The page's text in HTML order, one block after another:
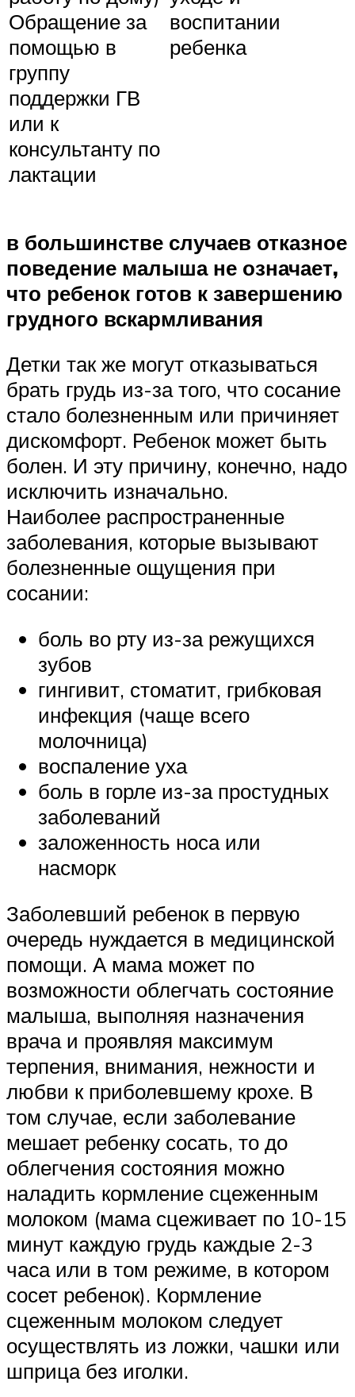
Обращение за
помощью в
группу
поддержки ГВ
или к
консультанту по
лактации
воспитании
ребенка
в большинстве случаев отказное
поведение малыша не означает,
что ребенок готов к завершению
грудного вскармливания
Детки так же могут отказываться
брать грудь из-за того, что сосание
стало болезненным или причиняет
дискомфорт. Ребенок может быть
болен. И эту причину, конечно, надо
исключить изначально.
Наиболее распространенные
заболевания, которые вызывают
болезненные ощущения при
сосании:
боль во рту из-за режущихся
зубов
гингивит, стоматит, грибковая
инфекция (чаще всего
молочница)
воспаление уха
боль в горле из-за простудных
заболеваний
заложенность носа или
насморк
Заболевший ребенок в первую
очередь нуждается в медицинской
помощи. А мама может по
возможности облегчать состояние
малыша, выполняя назначения
врача и проявляя максимум
терпения, внимания, нежности и
любви к приболевшему крохе. В
том случае, если заболевание
мешает ребенку сосать, то до
облегчения состояния можно
наладить кормление сцеженным
молоком (мама сцеживает по 10-15
минут каждую грудь каждые 2-3
часа или в том режиме, в котором
сосет ребенок). Кормление
сцеженным молоком следует
осуществлять из ложки, чашки или
шприца без иголки.